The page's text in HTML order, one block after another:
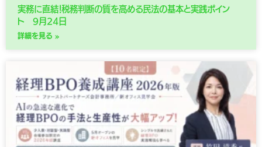
実務に直結！税務判断の質を高める民法の基本と実践ポイン
ト 9月24日
詳細を見る »